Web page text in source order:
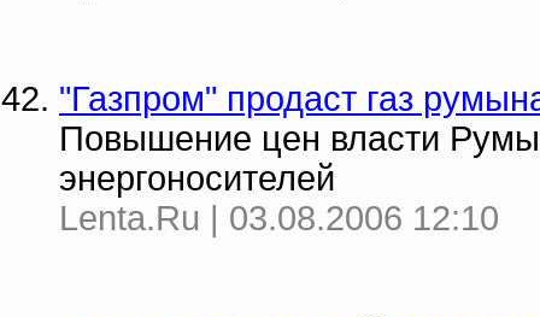
"Газпром" продаст газ
Повышение цен власти
энергоносителей
Lenta.Ru | 03.08.2006 12:10